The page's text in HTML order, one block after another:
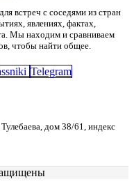
встреч с соседями из стран
явлениях, фактах,
Мы находим и сравниваем
чтобы найти общее.
Telegram
дом 38/61, индекс